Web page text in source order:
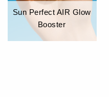
Sun Perfect AIR Glow
Booster